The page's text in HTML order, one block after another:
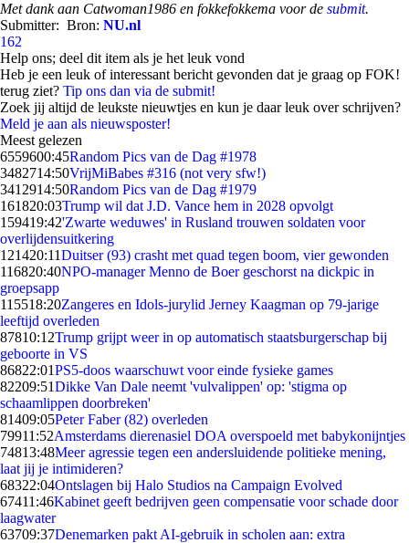
Met dank aan Catwoman1986 en fokkefokkema voor de submit.
Submitter: Bron: NU.nl
162
Help ons; deel dit item als je het leuk vond
Heb je een leuk of interessant bericht gevonden dat je graag op FOK!
terug ziet? Tip ons dan via de submit!
Zoek jij altijd de leukste nieuwtjes en kun je daar leuk over schrijven?
Meld je aan als nieuwsposter!
Meest gelezen
6559600:45Random Pics van de Dag #1978
3482714:50VrijMiBabes #316 (not very sfw!)
3412914:50Random Pics van de Dag #1979
161820:03Trump wil dat J.D. Vance hem in 2028 opvolgt
159419:42'Zwarte weduwes' in Rusland trouwen soldaten voor
overlijdensuitkering
121420:11Duitser (93) crasht met quad tegen boom, vier gewonden
116820:40NPO-manager Menno de Boer geschorst na dickpic in
groepsapp
115518:20Zangeres en Idols-jurylid Jerney Kaagman op 79-jarige
leeftijd overleden
87810:12Trump grijpt weer in op automatisch staatsburgerschap bij
geboorte in VS
86822:01PS5-doos waarschuwt voor einde fysieke games
82209:51Dikke Van Dale neemt 'vulvalippen' op: 'stigma op
schaamlippen doorbreken'
81409:05Peter Faber (82) overleden
79911:52Amsterdams dierenasiel DOA overspoeld met babykonijntjes
74813:48Meer agressie tegen een andersluidende politieke mening,
laat jij je intimideren?
68322:04Ontslagen bij Halo Studios na Campaign Evolved
67411:46Kabinet geeft bedrijven geen compensatie voor schade door
laagwater
63709:37Denemarken pakt AI-gebruik in scholen aan: extra